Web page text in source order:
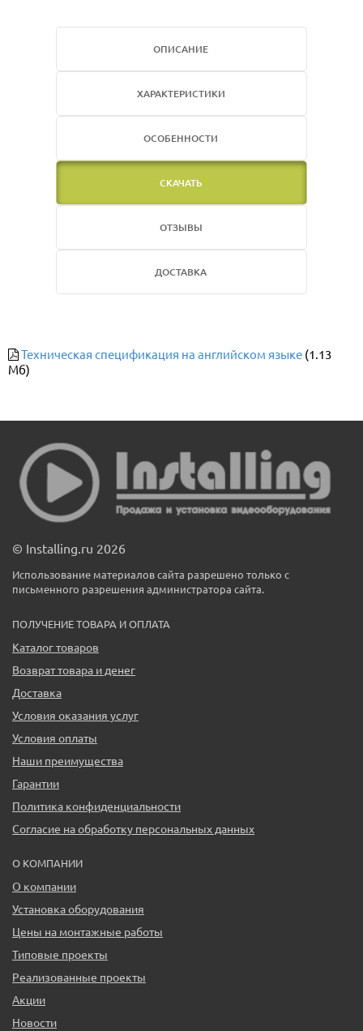
ОПИСАНИЕ
ХАРАКТЕРИСТИКИ
ОСОБЕННОСТИ
СКАЧАТЬ
ОТЗЫВЫ
ДОСТАВКА
Техническая спецификация на английском языке (1.13
Мб)
© Installing.ru 2026
Использование материалов сайта разрешено только с
письменного разрешения администратора сайта.
ПОЛУЧЕНИЕ ТОВАРА И ОПЛАТА
Каталог товаров
Возврат товара и денег
Доставка
Условия оказания услуг
Условия оплаты
Наши преимущества
Гарантии
Политика конфиденциальности
Согласие на обработку персональных данных
О КОМПАНИИ
О компании
Установка оборудования
Цены на монтажные работы
Типовые проекты
Реализованные проекты
Акции
Новости